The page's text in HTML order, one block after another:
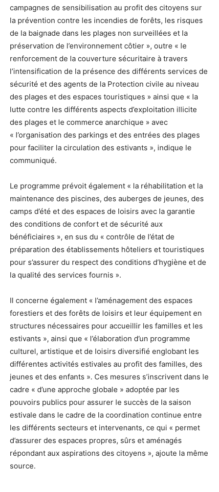
campagnes de sensibilisation au profit des citoyens sur
la prévention contre les incendies de forêts, les risques
de la baignade dans les plages non surveillées et la
préservation de l’environnement côtier », outre « le
renforcement de la couverture sécuritaire à travers
l’intensification de la présence des différents services de
sécurité et des agents de la Protection civile au niveau
des plages et des espaces touristiques » ainsi que « la
lutte contre les différents aspects d’exploitation illicite
des plages et le commerce anarchique » avec
« l’organisation des parkings et des entrées des plages
pour faciliter la circulation des estivants », indique le
communiqué.
Le programme prévoit également « la réhabilitation et la
maintenance des piscines, des auberges de jeunes, des
camps d’été et des espaces de loisirs avec la garantie
des conditions de confort et de sécurité aux
bénéficiaires », en sus du « contrôle de l’état de
préparation des établissements hôteliers et touristiques
pour s’assurer du respect des conditions d’hygiène et de
la qualité des services fournis ».
Il concerne également « l’aménagement des espaces
forestiers et des forêts de loisirs et leur équipement en
structures nécessaires pour accueillir les familles et les
estivants », ainsi que « l’élaboration d’un programme
culturel, artistique et de loisirs diversifié englobant les
différentes activités estivales au profit des familles, des
jeunes et des enfants ». Ces mesures s’inscrivent dans le
cadre « d’une approche globale » adoptée par les
pouvoirs publics pour assurer le succès de la saison
estivale dans le cadre de la coordination continue entre
les différents secteurs et intervenants, ce qui « permet
d’assurer des espaces propres, sûrs et aménagés
répondant aux aspirations des citoyens », ajoute la même
source.